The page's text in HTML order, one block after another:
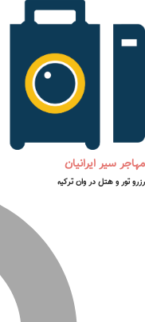
مهاجر سیر ایرانیان
رزرو تور و هتل در وان ترکیه